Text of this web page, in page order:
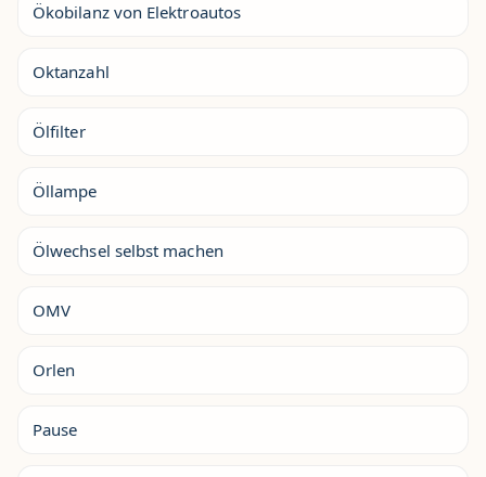
Ökobilanz von Elektroautos
Oktanzahl
Ölfilter
Öllampe
Ölwechsel selbst machen
OMV
Orlen
Pause